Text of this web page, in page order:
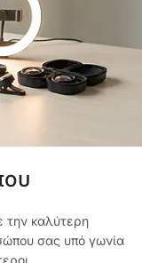
την καλύτερη
σας υπό γωνία